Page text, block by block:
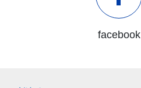
facebook